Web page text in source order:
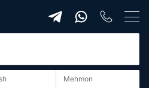
mehmon